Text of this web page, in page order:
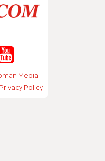
Media
Privacy Policy